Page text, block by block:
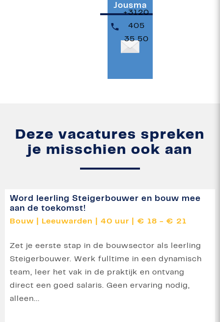
Jousma
+3120
405
35 50
Deze vacatures spreken
je misschien ook aan
Word leerling Steigerbouwer en bouw mee
aan de toekomst!
Bouw
Leeuwarden 40 uur € 18 - € 21
Zet je eerste stap in de bouwsector als leerling
Steigerbouwer. Werk fulltime in een dynamisch
team, leer het vak in de praktijk en ontvang
direct een goed salaris. Geen ervaring nodig,
alleen...